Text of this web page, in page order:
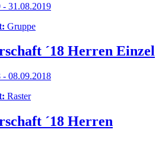
- 31.08.2019
Gruppe
´18 Herren Einzel
- 08.09.2018
Raster
´18 Herren